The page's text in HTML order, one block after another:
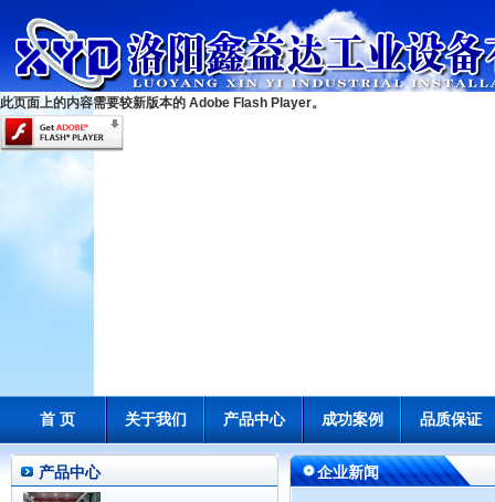
此页面上的内容需要较新版本的 Adobe Flash Player。
首 页 关于我们 产品中心 成功案例 品质保证
产品中心 企业新闻